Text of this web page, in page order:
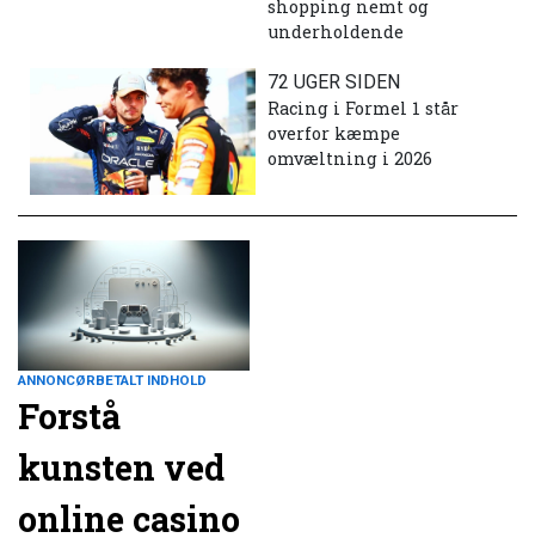
shopping nemt og
underholdende
72 UGER SIDEN
Racing i Formel 1 står
overfor kæmpe
omvæltning i 2026
ANNONCØRBETALT INDHOLD
Forstå
kunsten ved
online casino